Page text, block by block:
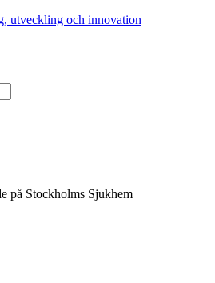
utveckling och innovation
på Stockholms Sjukhem